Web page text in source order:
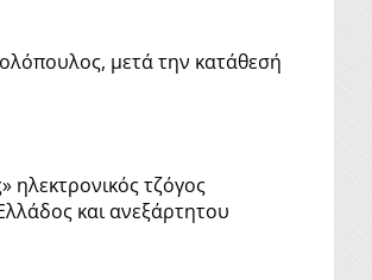
μετά την κατάθεσή
ηλεκτρονικός τζόγος
και ανεξάρτητου